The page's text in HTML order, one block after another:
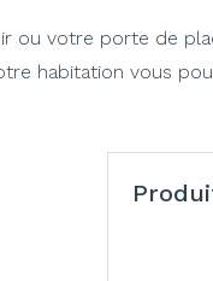
ou votre porte de
habitation vous